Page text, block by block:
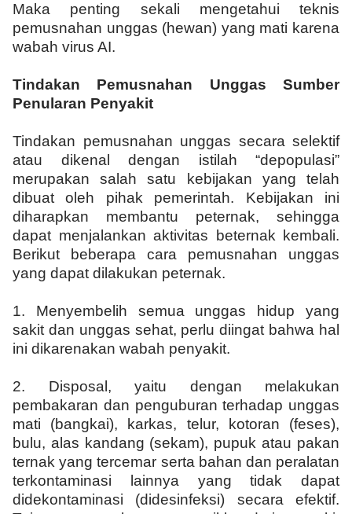
Maka penting sekali mengetahui teknis
pemusnahan unggas (hewan) yang mati karena
wabah virus AI.
Tindakan Pemusnahan Unggas Sumber
Penularan Penyakit
Tindakan pemusnahan unggas secara selektif
atau dikenal dengan istilah “depopulasi”
merupakan salah satu kebijakan yang telah
dibuat oleh pihak pemerintah. Kebijakan ini
diharapkan membantu peternak, sehingga
dapat menjalankan aktivitas beternak kembali.
Berikut beberapa cara pemusnahan unggas
yang dapat dilakukan peternak.
1. Menyembelih semua unggas hidup yang
sakit dan unggas sehat, perlu diingat bahwa hal
ini dikarenakan wabah penyakit.
2. Disposal, yaitu dengan melakukan
pembakaran dan penguburan terhadap unggas
mati (bangkai), karkas, telur, kotoran (feses),
bulu, alas kandang (sekam), pupuk atau pakan
ternak yang tercemar serta bahan dan peralatan
terkontaminasi lainnya yang tidak dapat
didekontaminasi (didesinfeksi) secara efektif.